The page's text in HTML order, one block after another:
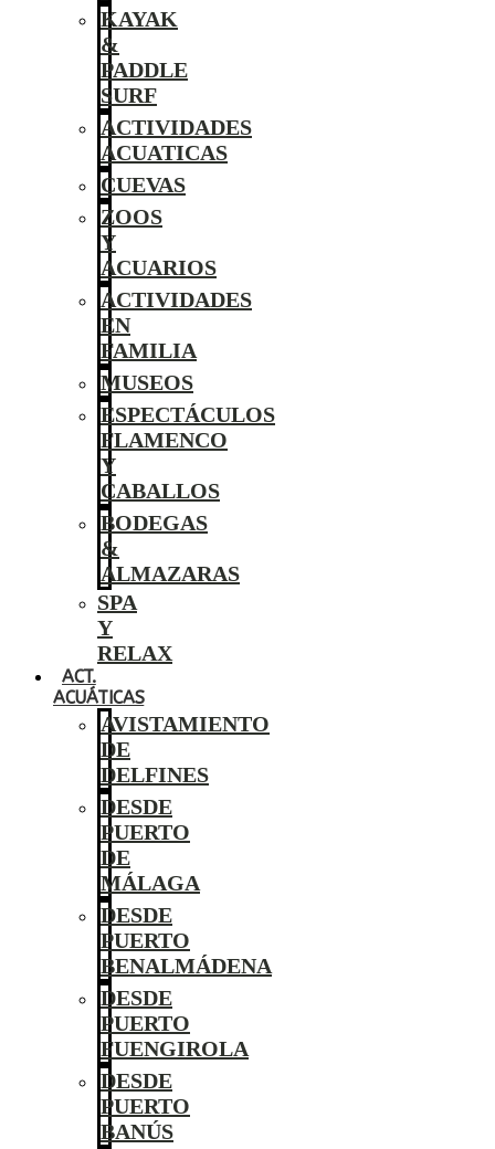
KAYAK
&
PADDLE
SURF
ACTIVIDADES
ACUATICAS
CUEVAS
ZOOS
Y
ACUARIOS
ACTIVIDADES
EN
FAMILIA
MUSEOS
ESPECTÁCULOS
FLAMENCO
Y
CABALLOS
BODEGAS
&
ALMAZARAS
SPA
Y
RELAX
ACT.
ACUÁTICAS
AVISTAMIENTO
DE
DELFINES
DESDE
PUERTO
DE
MÁLAGA
DESDE
PUERTO
BENALMÁDENA
DESDE
PUERTO
FUENGIROLA
DESDE
PUERTO
BANÚS